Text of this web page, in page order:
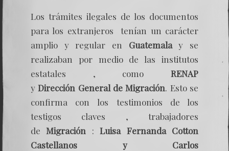
Los trámites ilegales de los documentos
para los extranjeros tenían un carácter
amplio y regular en Guatemalay se
realizaban por medio de las institutos
estatales , como RENAP
y Dirección General de Migración. Esto se
confirma con los testimonios de los
testigos claves , trabajadores
deMigración : Luisa Fernanda Cotton
Castellanos y Carlos